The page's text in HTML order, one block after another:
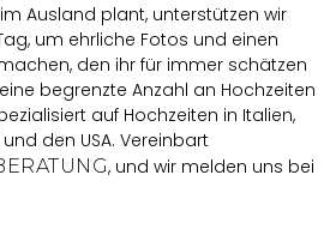
Ausland plant, unterstützen wir
um ehrliche Fotos und einen
den ihr für immer schätzen
begrenzte Anzahl an Hochzeiten
auf Hochzeiten in Italien,
den USA. Vereinbart
, und wir melden uns bei